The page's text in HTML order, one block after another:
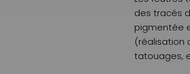
des tracés
pigmentée
(réalisation
tatouages,